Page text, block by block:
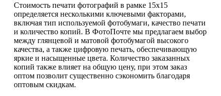
Стоимость печати фотографий в рамке 15х15
определяется несколькими ключевыми факторами,
включая тип используемой фотобумаги, качество печати
и количество копий. В ФотоПочте мы предлагаем выбор
между глянцевой и матовой фотобумагой высокого
качества, а также цифровую печать, обеспечивающую
яркие и насыщенные цвета. Количество заказанных
копий также влияет на общую цену, при этом заказ
оптом позволит существенно сэкономить благодаря
оптовым скидкам.